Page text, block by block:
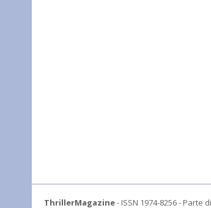
ThrillerMagazine- ISSN 1974-8256 -